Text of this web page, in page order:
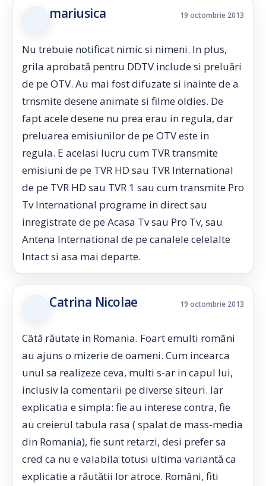
mariusica 19 octombrie 2013
Nu trebuie notificat nimic si nimeni. In plus,
grila aprobată pentru DDTV include si preluări
de pe OTV. Au mai fost difuzate si inainte de a
trnsmite desene animate si filme oldies. De
fapt acele desene nu prea erau in regula, dar
preluarea emisiunilor de pe OTV este in
regula. E acelasi lucru cum TVR transmite
emisiuni de pe TVR HD sau TVR International
de pe TVR HD sau TVR 1 sau cum transmite Pro
Tv International programe in direct sau
inregistrate de pe Acasa Tv sau Pro Tv, sau
Antena International de pe canalele celelalte
Intact si asa mai departe.
Catrina Nicolae 19 octombrie 2013
Câtă răutate in Romania. Foart emulti români
au ajuns o mizerie de oameni. Cum incearca
unul sa realizeze ceva, multi s-ar in capul lui,
inclusiv la comentarii pe diverse siteuri. Iar
explicatia e simpla: fie au interese contra, fie
au creierul tabula rasa ( spalat de mass-media
din Romania), fie sunt retarzi, desi prefer sa
cred ca nu e valabila totusi ultima variantă ca
explicatie a răutătii lor atroce. Români, fiti